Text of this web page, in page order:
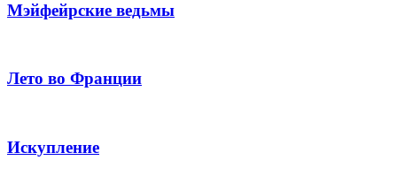
Мэйфейрские ведьмы
Лето во Франции
Искупление